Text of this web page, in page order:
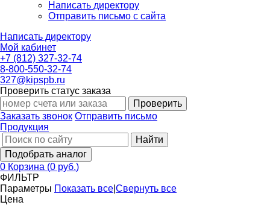
Написать директору
Отправить письмо с сайта
Написать директору
Мой кабинет
+7 (812) 327-32-74
8-800-550-32-74
327@kipspb.ru
Проверить статус заказа
Проверить
Заказать звонок Отправить письмо
Продукция
Найти
Подобрать аналог
0 Корзина (0 руб.)
ФИЛЬТР
Параметры Показать все Свернуть все
Цена